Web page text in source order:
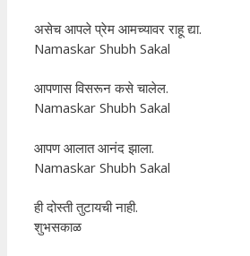
असेच आपले प्रेम आमच्यावर राहू द्या.
Namaskar Shubh Sakal
आपणास विसरून कसे चालेल.
Namaskar Shubh Sakal
आपण आलात आनंद झाला.
Namaskar Shubh Sakal
ही दोस्ती तुटायची नाही.
शुभसकाळ